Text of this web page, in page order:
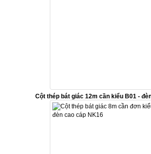
Cột thép bát giác 12m cần kiểu B01 -